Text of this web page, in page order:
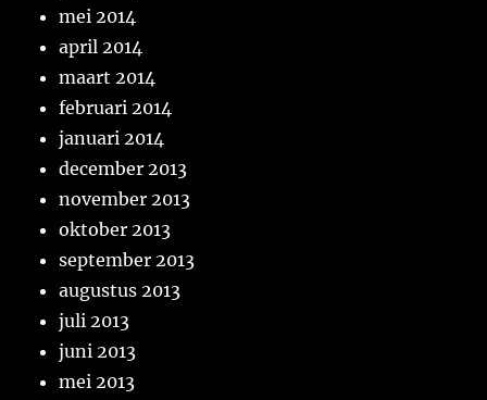
mei 2014
april 2014
maart 2014
februari 2014
januari 2014
december 2013
november 2013
oktober 2013
september 2013
augustus 2013
juli 2013
juni 2013
mei 2013